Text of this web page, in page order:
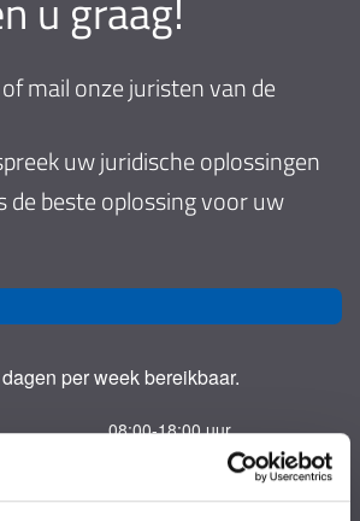
mail onze juristen van de
uw juridische oplossingen
de beste oplossing voor uw
per week bereikbaar.
08:00-18:00 uur
08:00-18:00 uur
08:00-18:00 uur
08:00-18:00 uur